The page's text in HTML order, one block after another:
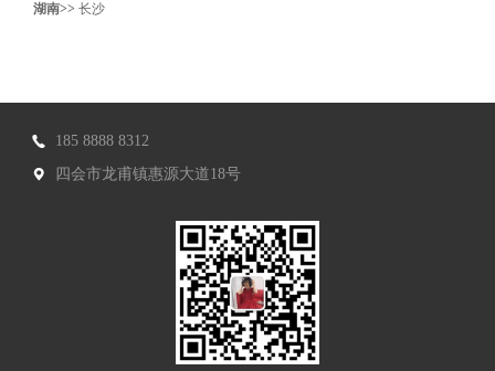
湖南>> 长沙
185 8888 8312
四会市龙甫镇惠源大道18号